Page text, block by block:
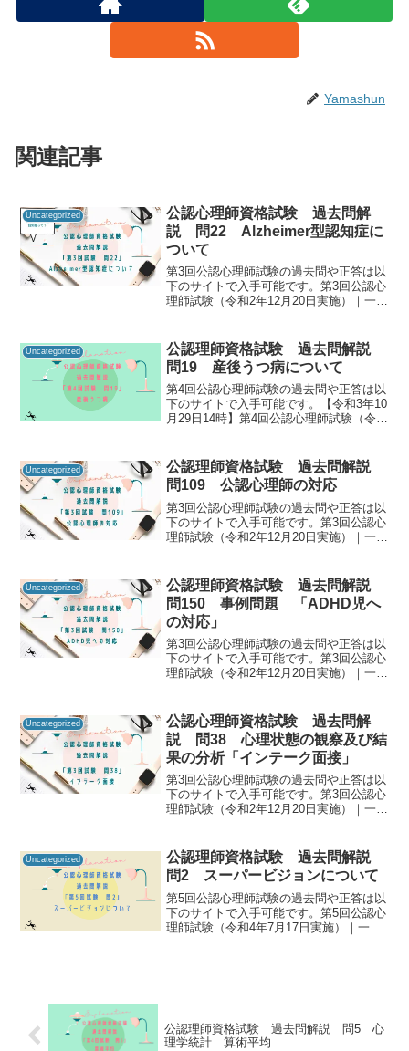
Yamashun
関連記事
Uncategorized
公認心理師資格試験 過去問解
説 問22 Alzheimer型認知症に
ついて
第3回公認心理師試験の過去問や正答は以
下のサイトで入手可能です。第3回公認心
理師試験（令和2年12月20日実施）｜一般
ることで「自分に必要な知識は何か」を
知るための手が...
Uncategorized
公認理師資格試験 過去問解説
問19 産後うつ病について
第4回公認心理師試験の過去問や正答は以
下のサイトで入手可能です。【令和3年10
月29日14時】第4回公認心理師試験（令和
ンター 公認心理試験公認心理師資格試験
の過去...
Uncategorized
公認理師資格試験 過去問解説
問109 公認心理師の対応
第3回公認心理師試験の過去問や正答は以
下のサイトで入手可能です。第3回公認心
理師試験（令和2年12月20日実施）｜一般
ることで「自分に必要な知識は何か」を
知るための手が...
Uncategorized
公認理師資格試験 過去問解説
問150 事例問題 「ADHD児へ
の対応」
第3回公認心理師試験の過去問や正答は以
下のサイトで入手可能です。第3回公認心
理師試験（令和2年12月20日実施）｜一般
ることで「自分に必要な知識は何か」を
知るための手が...
Uncategorized
公認心理師資格試験 過去問解
説 問38 心理状態の観察及び結
果の分析「インテーク面接」
第3回公認心理師試験の過去問や正答は以
下のサイトで入手可能です。第3回公認心
理師試験（令和2年12月20日実施）｜一般
ることで「自分に必要な知識は何か」を
知るための手が...
Uncategorized
公認理師資格試験 過去問解説
問2 スーパービジョンについて
第5回公認心理師試験の過去問や正答は以
下のサイトで入手可能です。第5回公認心
理師試験（令和4年7月17日実施）｜一般
公認理師資格試験 過去問解説 問5 心
理学統計 算術平均